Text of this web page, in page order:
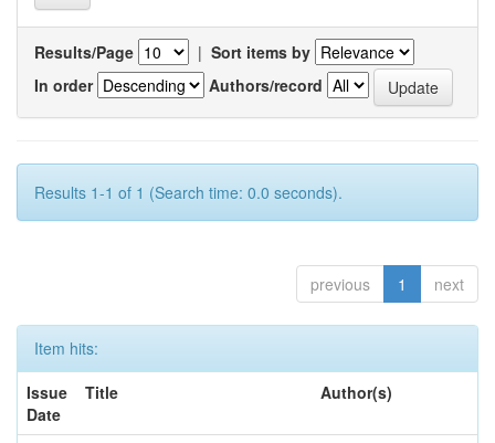
Results/Page | Sort items by
In order
Authors/record
Results 1-1 of 1 (Search time: 0.0 seconds).
previous 1 next
Item hits:
Issue
Date
Title Author(s)